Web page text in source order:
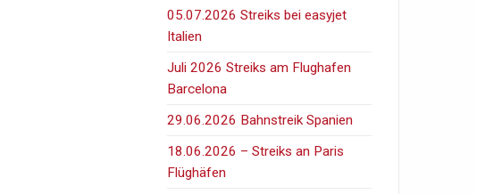
05.07.2026 Streiks bei easyjet
Italien
Juli 2026 Streiks am Flughafen
Barcelona
29.06.2026 Bahnstreik Spanien
18.06.2026 – Streiks an Paris
Flüghäfen